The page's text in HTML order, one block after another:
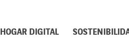
HOGAR DIGITAL